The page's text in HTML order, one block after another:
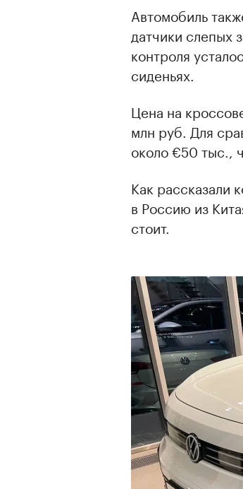
Автомобиль
датчики слепых
контроля
сиденьях.
Цена на
млн руб. Для
около €50 тыс.,
Как рассказали
в Россию из
стоит.